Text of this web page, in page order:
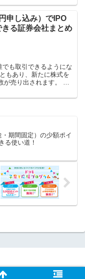
申し込み）でIPO
る証券会社まとめ
も取引できるようにな
もあり、新たに株式を
売り出されます。 そ
期間固定）の少額ポイ
る使い道！
ア365.